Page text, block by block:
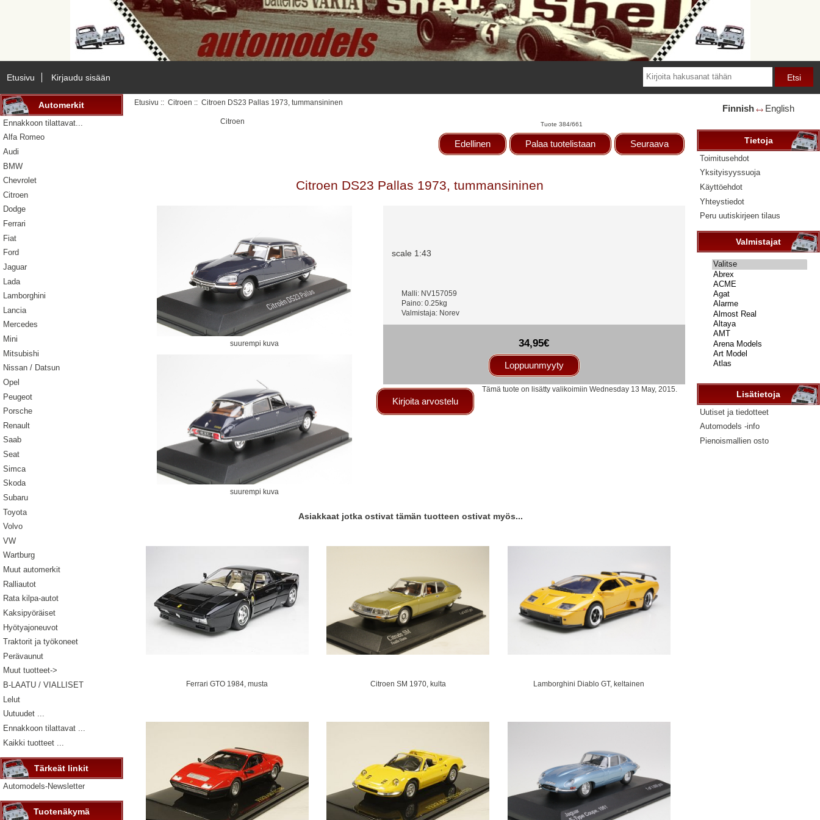
Etusivu Kirjaudu sisään
Automerkit
Ennakkoon tilattavat...
Alfa Romeo
Audi
BMW
Chevrolet
Citroen
Dodge
Ferrari
Fiat
Ford
Jaguar
Lada
Lamborghini
Lancia
Mercedes
Mini
Mitsubishi
Nissan / Datsun
Opel
Peugeot
Porsche
Renault
Saab
Seat
Simca
Skoda
Subaru
Toyota
Volvo
VW
Wartburg
Muut automerkit
Ralliautot
Rata kilpa-autot
Kaksipyöräiset
Hyötyajoneuvot
Traktorit ja työkoneet
Perävaunut
Muut tuotteet->
B-LAATU / VIALLISET
Lelut
Uutuudet ...
Ennakkoon tilattavat ...
Kaikki tuotteet ...
Tärkeät linkit
Automodels-Newsletter
Tuotenäkymä
Etusivu ::Citroen :: Citroen DS23 Pallas 1973, tummansininen
Citroen Tuote 384/661
Edellinen Palaa tuotelistaan Seuraava
Citroen DS23 Pallas 1973, tummansininen
suurempi kuva
suurempi kuva
scale 1:43
Malli: NV157059
Paino: 0.25kg
Valmistaja: Norev
34,95€
Loppuunmyyty
Kirjoita arvostelu
Tämä tuote on lisätty valikoimiin Wednesday 13 May, 2015.
Asiakkaat jotka ostivat tämän tuotteen ostivat myös...
Ferrari GTO 1984, musta Citroen SM 1970, kulta Lamborghini Diablo GT, keltainen
Finnish 🡘 English
Tietoja
Toimitusehdot
Yksityisyyssuoja
Käyttöehdot
Yhteystiedot
Peru uutiskirjeen tilaus
Valmistajat
Valitse
...
Lisätietoja
Uutiset ja tiedotteet
Automodels -info
Pienoismallien osto